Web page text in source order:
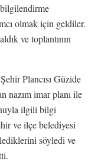
olmak için geldiler.
ve toplantının
Plancısı Güzide
nazım imar planı ile
ilgili bilgi
ve ilçe belediyesi
söyledi ve